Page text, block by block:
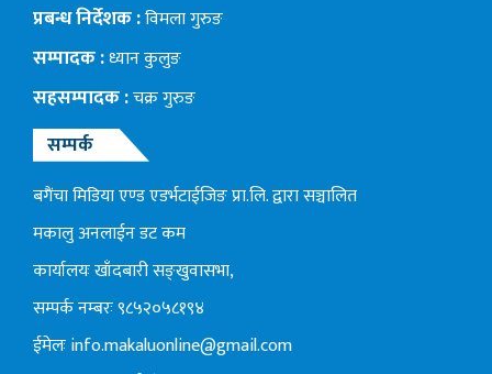
प्रबन्ध निर्देशक :विमला गुरुङ
सम्पादक :ध्यान कुलुङ
सहसम्पादक :चक्र गुरुङ
सम्पर्क
बगैंचा मिडिया एण्ड एडर्भटाईजिङ प्रा.लि. द्वारा सञ्चालित
मकालु अनलाईन डट कम
कार्यालयः खाँदबारी सङ्खुवासभा,
सम्पर्क नम्बरः ९८५२०५८१९४
ईमेलःinfo.makaluonline@gmail.com